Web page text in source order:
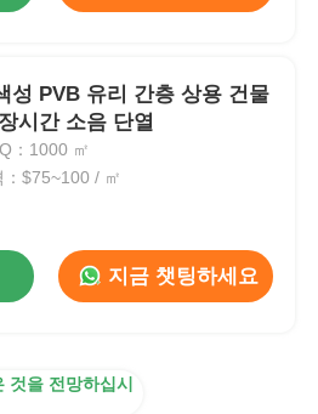
성 PVB 유리 간층 상용 건물
시간 소음 단열
：1000 ㎡
：$75~100 / ㎡
지금 챗팅하세요
것을 전망하십시